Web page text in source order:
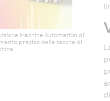
Machine Automation di
preciso delle tacche di